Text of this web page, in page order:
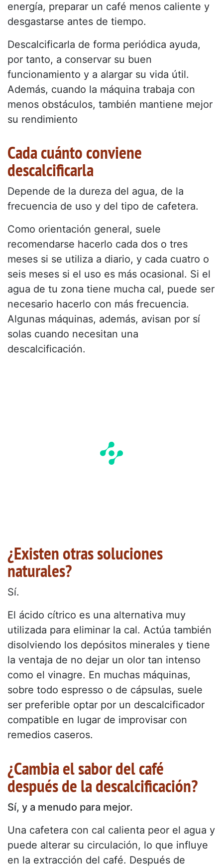
energía, preparar un café menos caliente y
desgastarse antes de tiempo.
Descalcificarla de forma periódica ayuda,
por tanto, a conservar su buen
funcionamiento y a alargar su vida útil.
Además, cuando la máquina trabaja con
menos obstáculos, también mantiene mejor
su rendimiento
Cada cuánto conviene
descalcificarla
Depende de la dureza del agua, de la
frecuencia de uso y del tipo de cafetera.
Como orientación general, suele
recomendarse hacerlo cada dos o tres
meses si se utiliza a diario, y cada cuatro o
seis meses si el uso es más ocasional. Si el
agua de tu zona tiene mucha cal, puede ser
necesario hacerlo con más frecuencia.
Algunas máquinas, además, avisan por sí
solas cuando necesitan una
descalcificación.
¿Existen otras soluciones
naturales?
Sí.
El ácido cítrico es una alternativa muy
utilizada para eliminar la cal. Actúa también
disolviendo los depósitos minerales y tiene
la ventaja de no dejar un olor tan intenso
como el vinagre. En muchas máquinas,
sobre todo espresso o de cápsulas, suele
ser preferible optar por un descalcificador
compatible en lugar de improvisar con
remedios caseros.
¿Cambia el sabor del café
después de la descalcificación?
Sí, y a menudo para mejor.
Una cafetera con cal calienta peor el agua y
puede alterar su circulación, lo que influye
en la extracción del café. Después de